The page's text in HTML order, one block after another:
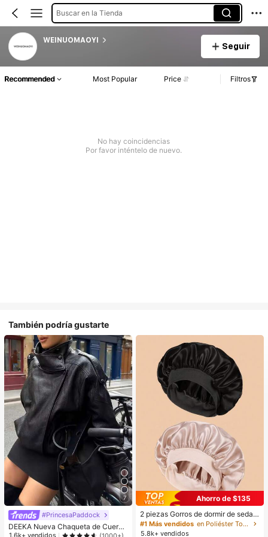
Buscar en la Tienda
WEINUOMAOYI
Seguir
Recommended Most Popular Price Filtros
No hay coincidencias
Por favor inténtelo de nuevo.
También podría gustarte
7
#PrincesaPaddock
DEEKA Nueva Chaqueta de Cuero
Sintético Holgada y Oversized para
Ahorro de $135
2 piezas Gorros de dormir de seda y
satén de lujo, unicolor, gorros elásti
cos de protección del cabello, liger
#1 Más vendidos
en Poliéster Toallas para el cabello
5.8k+ vendidos